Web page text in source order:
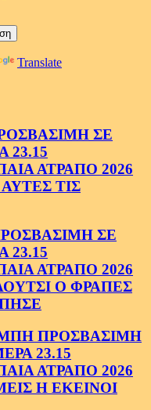
Translate
ΣΕ
23.15
ΑΤΡΑΠΟ 2026
ΤΙΣ
ΣΕ
23.15
ΑΤΡΑΠΟ 2026
Ο ΦΡΑΠΕΣ
ΠΡΟΣΒΑΣΙΜΗ
23.15
ΑΤΡΑΠΟ 2026
Η ΕΚΕΙΝΟΙ